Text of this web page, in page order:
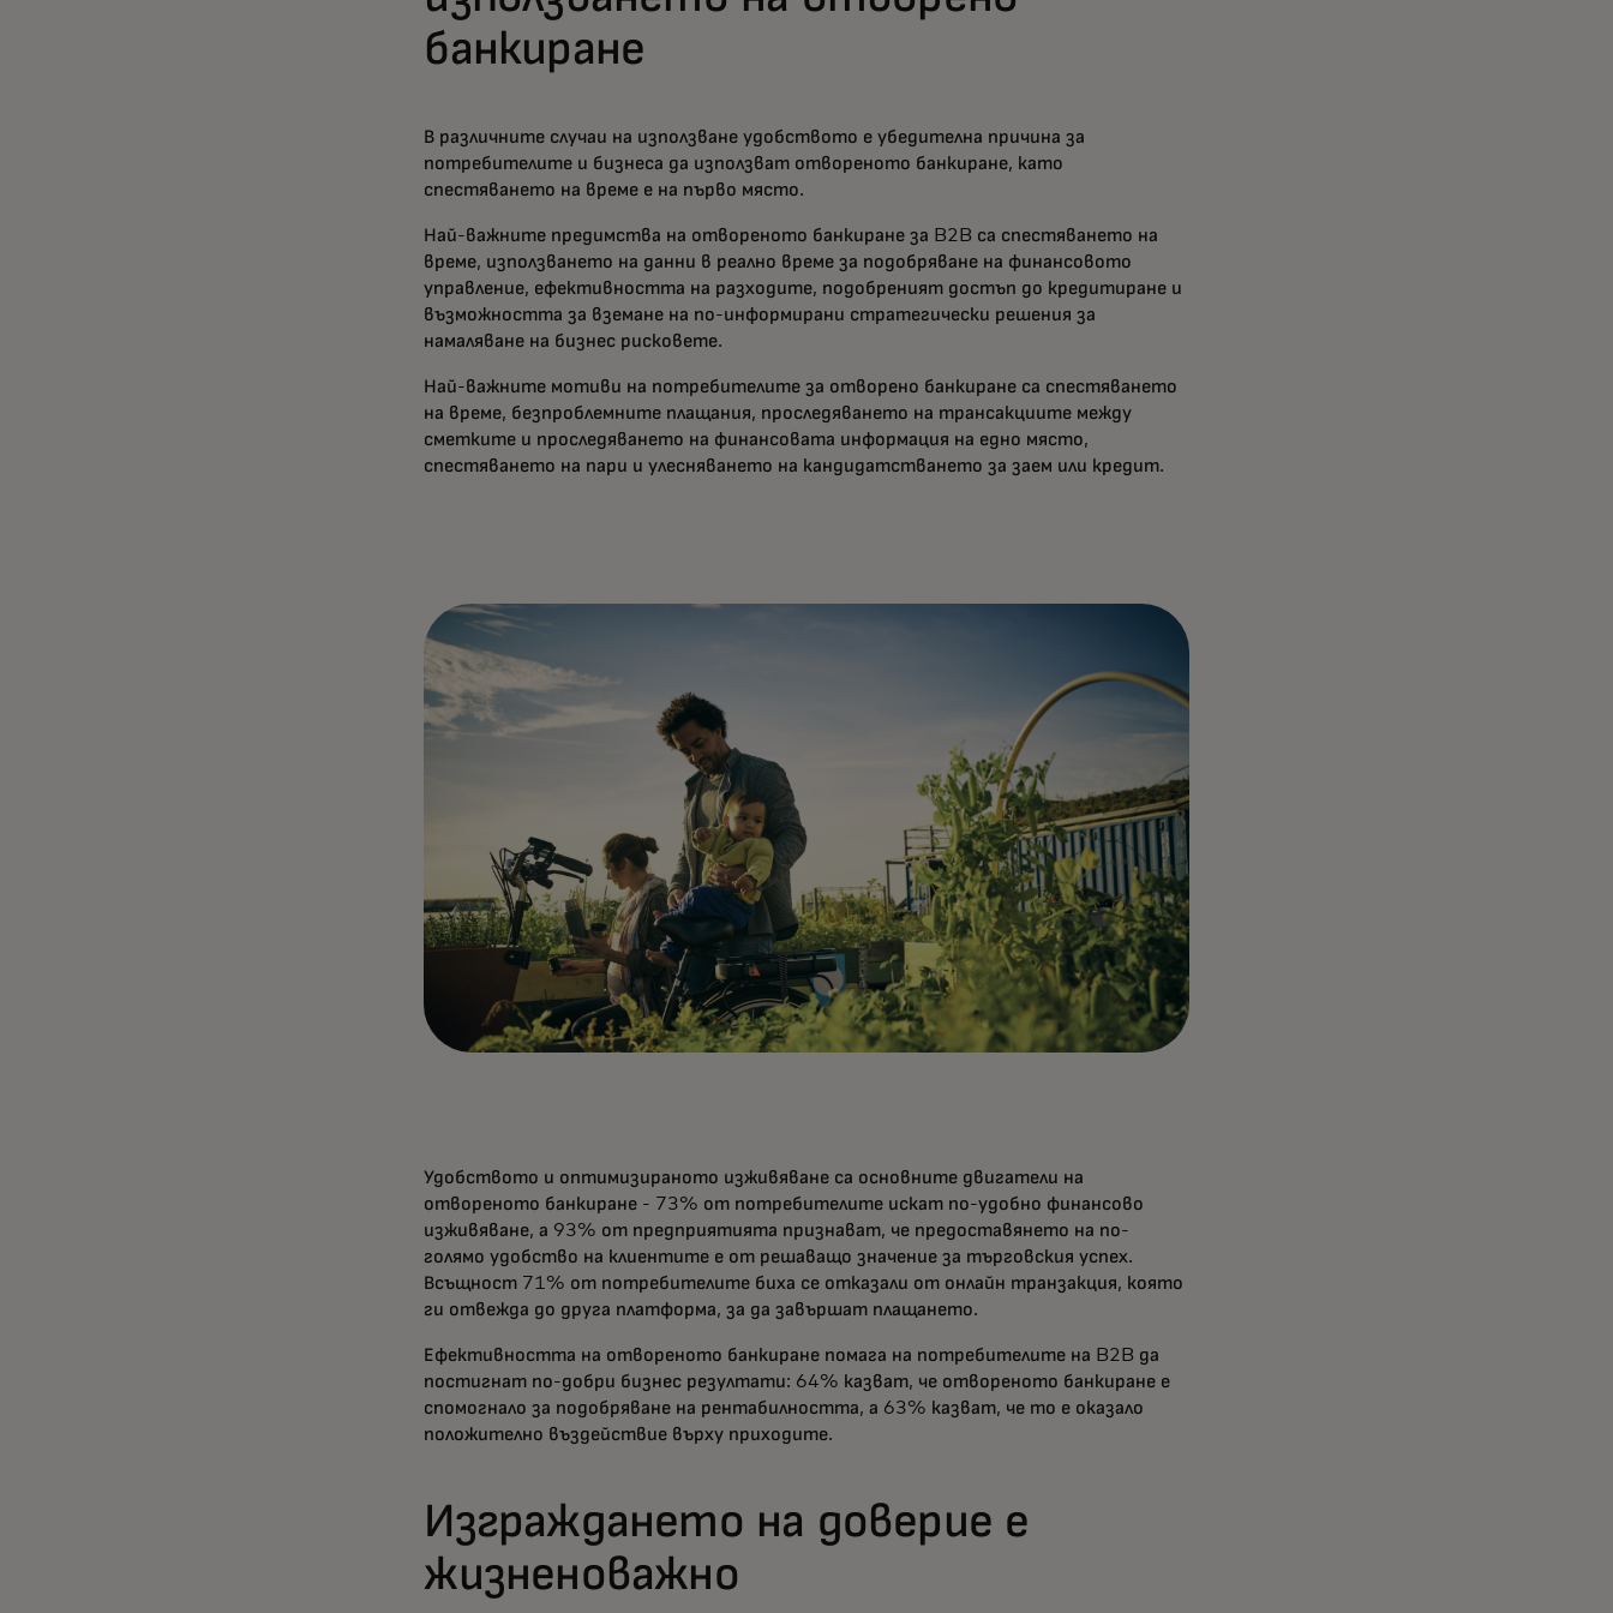
банкиране
В различните случаи на използване удобството е убедителна причина за
потребителите и бизнеса да използват отвореното банкиране, като
спестяването на време е на първо място.
Най-важните предимства на отвореното банкиране за B2B са спестяването на
време, използването на данни в реално време за подобряване на финансовото
управление, ефективността на разходите, подобреният достъп до кредитиране и
възможността за вземане на по-информирани стратегически решения за
намаляване на бизнес рисковете.
Най-важните мотиви на потребителите за отворено банкиране са спестяването
на време, безпроблемните плащания, проследяването на трансакциите между
сметките и проследяването на финансовата информация на едно място,
спестяването на пари и улесняването на кандидатстването за заем или кредит.
Удобството и оптимизираното изживяване са основните двигатели на
отвореното банкиране - 73% от потребителите искат по-удобно финансово
изживяване, а 93% от предприятията признават, че предоставянето на по-
голямо удобство на клиентите е от решаващо значение за търговския успех.
Всъщност 71% от потребителите биха се отказали от онлайн транзакция, която
ги отвежда до друга платформа, за да завършат плащането.
Ефективността на отвореното банкиране помага на потребителите на B2B да
постигнат по-добри бизнес резултати: 64% казват, че отвореното банкиране е
спомогнало за подобряване на рентабилността, а 63% казват, че то е оказало
положително въздействие върху приходите.
Изграждането на доверие е
жизненоважно